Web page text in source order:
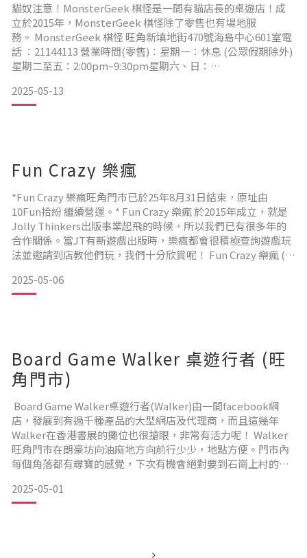
貓奴注意！MonsterGeek 棋怪是一間有貓店長的桌遊店！成
立於2015年，MonsterGeek 棋怪除了零售也有場地服
務。 MonsterGeek 棋怪 旺角新填地街470號海島中心601室電
話 ：21144113 營業時間(零售)：星期一：休息 (公眾假期除外)
星期二至五：2:00pm~9:30pm星期六、日：
老街大家應該見到一間長年排隊的牛肉飯店，那就是新填地
街，向前走多幾步吧！ ▲ 出電梯向右就見到門口了！ ▲
2025-05-13
Fun Crazy 樂瘋
*Fun Crazy 樂瘋旺角門市已於25年8月31日結束，原址由
10Fun拾紛 繼續營運。* Fun Crazy 樂瘋 於2015年成立，就是
Jolly Thinkers出版事業起飛的時候，所以我們已有很多年的
合作關係。當JT有新遊戲出版時，樂瘋都會很積極查詢遊戲玩
法並邀請到店教他們玩，我們十分欣賞呢！ Fun Crazy 樂瘋 (旺
室 電話 ：34619431 / 54015170 營業時間：星期一至四：
3pm~11pm星期五至日
2025-05-06
Board Game Walker 桌遊行者 (旺
角門市)
Board Game Walker桌遊行者(Walker)由一間facebook網
店，發展到有過千種產品的大型網店及代理商，而且這幾年
Walker在香港書展的攤位也很搶眼，非常有活力呢！ Walker
旺角門市在朗豪坊向油麻地方向前行少少，地點方便。門市內
每個角落都有尋寶的感覺，下次有機會絕對要到石崗上村的總
450號慶華商業大廈7樓A1電話 / Whatsapp：94813019 營業時
間：每日：3pm~9pm香港法定假
2025-05-01